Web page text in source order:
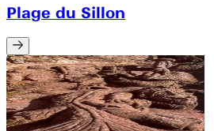
Plage du Sillon